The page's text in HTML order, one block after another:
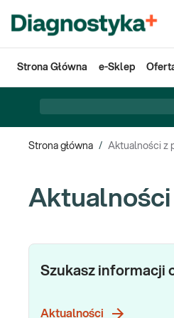
Strona Główna e-Sklep
Strona główna / Aktualności z
Szukasz informacji
Aktualności